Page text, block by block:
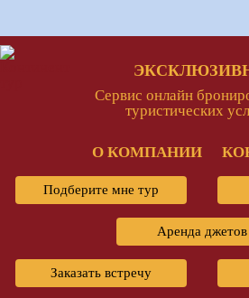
Сервис онлайн
туристических
О КОМПАНИИ
Подберите мне тур
Аренда джетов
Заказать встречу